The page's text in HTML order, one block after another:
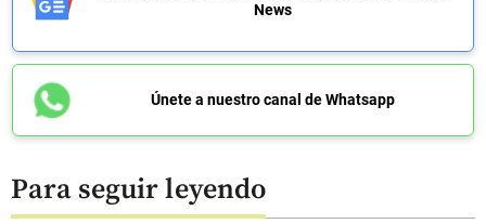
News
Únete a nuestro canal de Whatsapp
Para seguir leyendo